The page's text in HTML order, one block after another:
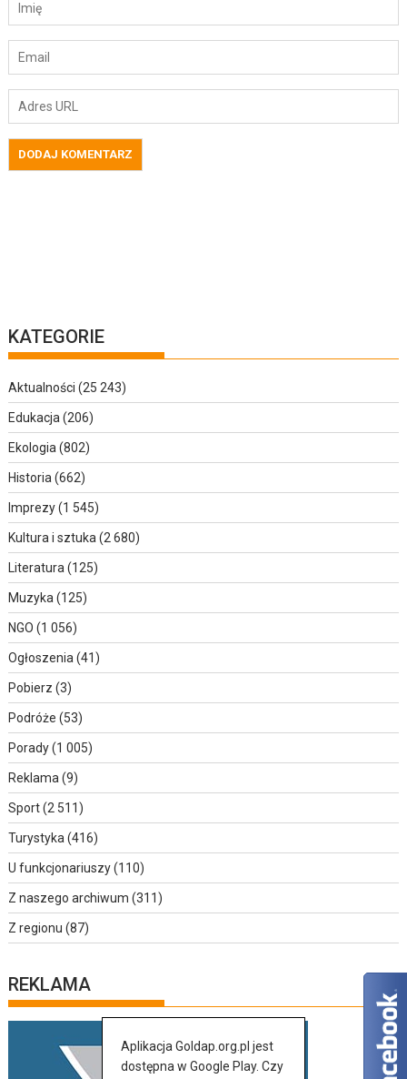
KATEGORIE
Aktualności (25 243)
Edukacja (206)
Ekologia (802)
Historia (662)
Imprezy(1 545)
Kultura i sztuka (2 680)
Literatura (125)
Muzyka (125)
NGO (1 056)
Ogłoszenia (41)
Pobierz (3)
Podróże (53)
Porady(1 005)
Reklama (9)
Sport(2 511)
Turystyka (416)
U funkcjonariuszy(110)
Z naszego archiwum (311)
Z regionu (87)
REKLAMA
Aplikacja Goldap.org.pl jest
dostępna w Google Play. Czy